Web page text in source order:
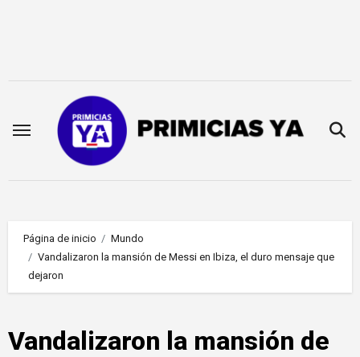
Página de inicio
Mundo
Vandalizaron la mansión de Messi en Ibiza, el duro mensaje que
dejaron
Vandalizaron la mansión de